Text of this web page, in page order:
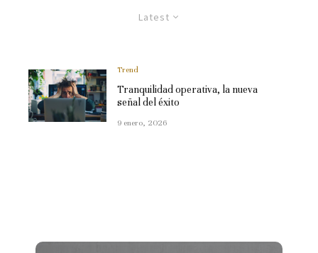
Latest
Trend
Tranquilidad operativa, la nueva
señal del éxito
9 enero, 2026